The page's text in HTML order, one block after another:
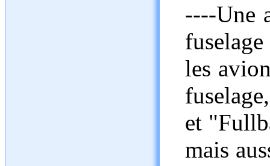
----Une
les
et
mais